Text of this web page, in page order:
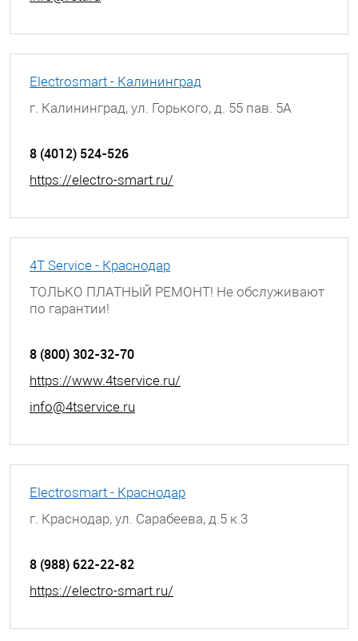
Electrosmart - Калининград
г. Калининград, ул. Горького, д. 55 пав. 5А
8 (4012) 524-526
https://electro-smart.ru/
4T Service - Краснодар
ТОЛЬКО ПЛАТНЫЙ РЕМОНТ! Не обслуживают
по гарантии!
8 (800) 302-32-70
https://www.4tservice.ru/
info@4tservice.ru
Electrosmart - Краснодар
г. Краснодар, ул. Сарабеева, д.5 к.3
8 (988) 622-22-82
https://electro-smart.ru/